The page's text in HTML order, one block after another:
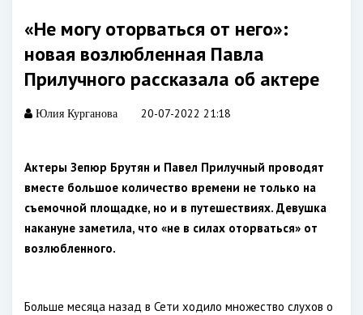
«Не могу оторваться от него»:
новая возлюбленная Павла
Прилучного рассказала об актере
Юлия Курганова 20-07-2022 21:18
Актеры Зепюр Брутян и Павел Прилучный проводят
вместе большое количество времени не только на
съемочной площадке, но и в путешествиях. Девушка
накануне заметила, что «не в силах оторваться» от
возлюбленного.
Больше месяца назад в Сети ходило множество слухов о